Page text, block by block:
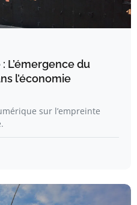
L’émergence du
l’économie
sur l’empreinte